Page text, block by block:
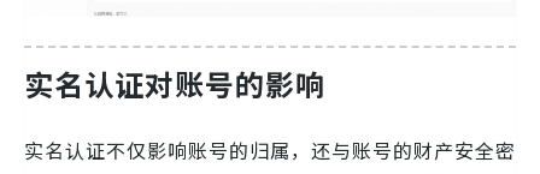
实名认证对账号的影响
实名认证不仅影响账号的归属，还与账号的财产安全密